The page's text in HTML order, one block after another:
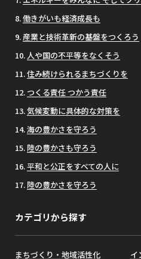
働きがいも経済成長も
産業と技術革新の基盤をつくろう
人や国の不平等をなくそう
住み続けられるまちづくりを
つくる責任 つかう責任
気候変動に具体的な対策を
海の豊かさを守ろう
陸の豊かさも守ろう
平和と公正をすべての人に
陸の豊かさを守ろう
カテゴリから探す
まちづくり・地域活性化
イ